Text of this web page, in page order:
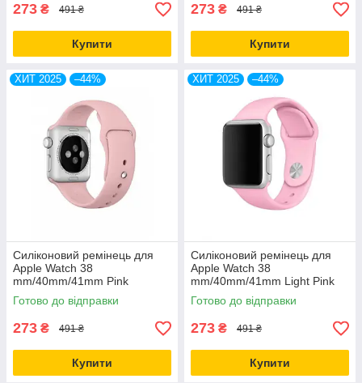
273 ₴ 491 ₴
Купити
273 ₴ 491 ₴
Купити
ХИТ 2025 –44%
Силіконовий ремінець для
Apple Watch 38
mm/40mm/41mm Pink
рожевий
Готово до відправки
273 ₴ 491 ₴
Купити
ХИТ 2025 –44%
Силіконовий ремінець для
Apple Watch 38
mm/40mm/41mm Light Pink
рожевий
Готово до відправки
273 ₴ 491 ₴
Купити